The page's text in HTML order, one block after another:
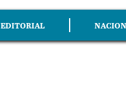
EDITORIAL